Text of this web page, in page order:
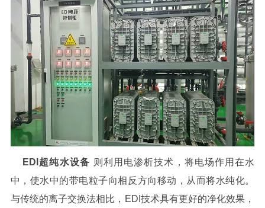
EDI超纯水设备 则利用电渗析技术，将电场作用在水
中，使水中的带电粒子向相反方向移动，从而将水纯化。
与传统的离子交换法相比，EDI技术具有更好的净化效果，